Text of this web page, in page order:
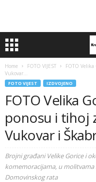
Home FOTO VIJEST
FOTO
Vukovar...
FOTO VIJEST IZDVOJENO
FOTO Velika
ponosu i tihoj
Vukovar i
Brojni građani Velike Gorice i
komemoracijama, u molitvama
Domovinskog rata